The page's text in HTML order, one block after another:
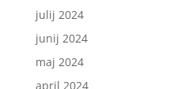
julij 2024
junij 2024
maj 2024
april 2024